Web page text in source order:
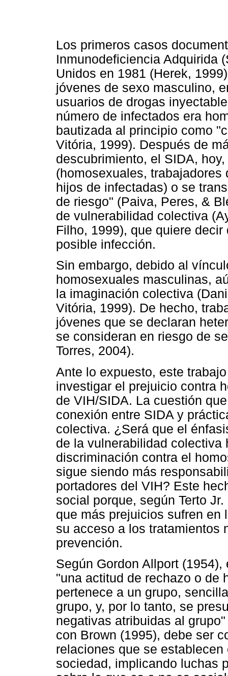
Los primeros casos
Inmunodeficiencia Adquirida
Unidos en 1981 (Herek,
jóvenes de sexo masculino,
usuarios de drogas
número de infectados era
bautizada al principio como
Vitória, 1999). Después de
descubrimiento, el SIDA,
(homosexuales,
hijos de infectadas) o se
de riesgo" (Paiva, Peres, &
de vulnerabilidad colectiva
Filho, 1999), que quiere
posible infección.
Sin embargo, debido al
homosexuales masculinas,
la imaginación colectiva
Vitória, 1999). De hecho,
jóvenes que se declaran
se consideran en riesgo de
Torres, 2004).
Ante lo expuesto, este
investigar el prejuicio contra
de VIH/SIDA. La cuestión
conexión entre SIDA y
colectiva. ¿Será que el
de la vulnerabilidad
discriminación contra el
sigue siendo más
portadores del VIH? Este
social porque, según Terto
que más prejuicios sufren
su acceso a los tratamientos
prevención.
Según Gordon Allport
"una actitud de rechazo o de
pertenece a un grupo,
grupo, y, por lo tanto, se
negativas atribuidas al
con Brown (1995), debe ser
relaciones que se
sociedad, implicando luchas